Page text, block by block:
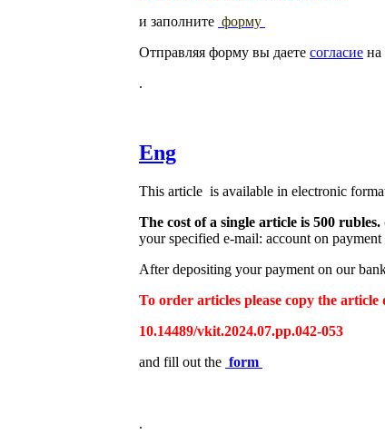
и заполните форму
Отправляя форму вы даете согласие на
.
Eng
This article is available in electronic
The cost of a single article is 500
your specified e-mail: account on
After depositing your payment on our
To order articles please copy the article
10.14489/vkit.2024.07.pp.042-053
and fill out the form
.